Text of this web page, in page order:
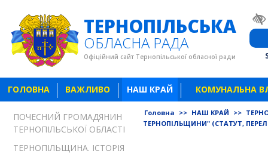
ТЕРНОПІЛЬСЬКА
ОБЛАСНА РАДА
Офіційний сайт Тернопільської обласної ради
ГОЛОВНА ВАЖЛИВО НАШ КРАЙ КОМУНАЛЬНА
ПОЧЕСНИЙ ГРОМАДЯНИН
ТЕРНОПІЛЬСЬКОЇ ОБЛАСТІ
ТЕРНОПІЛЬЩИНА. ІСТОРІЯ
Головна >> НАШ КРАЙ >>
ТЕРНОПІЛЬЩИНИ" (СТАТУТ,